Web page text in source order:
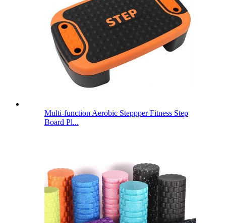
Multi-function Aerobic Steppper Fitness Step
Board Pl...